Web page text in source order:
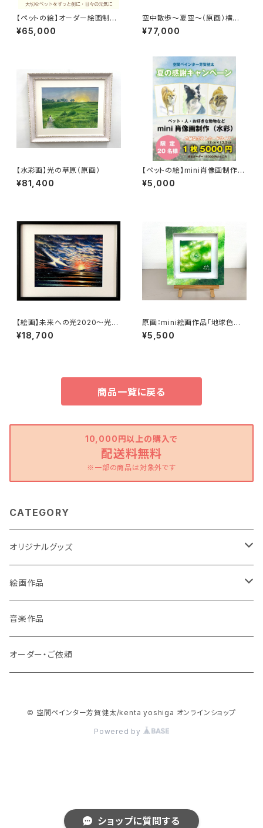
ショップに質問する
【ペットの絵】オーダー絵画制作
（約A5サイズ）額込み
¥65,000
空中散歩～夏空～（原画）横長
サイズ： 横930mm×縦240m
m
¥77,000
【水彩画】光の草原（原画）
¥81,400
【ペットの絵】mini肖像画制作
（水彩・色紙型ポストカードサイ
ズ）
¥5,000
【絵画】未来への光2020～光の
鳥～（複製画）
¥18,700
原画：mini絵画作品「地球色～
きみどりな世界〜」
¥5,500
商品一覧に戻る
10,000円以上の購入で
配送料無料
※一部の商品は対象外です
CATEGORY
オリジナルグッズ
ポストカード
缶バッチ
ストラップ
絵画作品
原画作品
風景画
複製画作品
音楽作品
オーダー・ご依頼
© 空間ペインター芳賀健太/kenta yoshiga オンラインショップ
Powered by